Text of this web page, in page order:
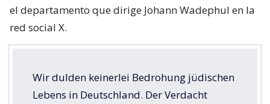
el departamento que dirige Johann Wadephul en la
red social X.
Wir dulden keinerlei Bedrohung jüdischen
Lebens in Deutschland. Der Verdacht